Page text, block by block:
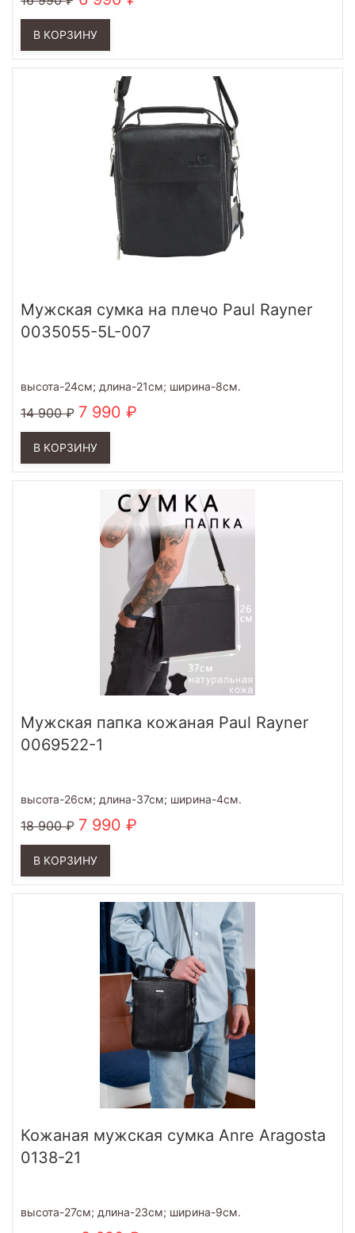
В КОРЗИНУ
Мужская сумка на плечо Paul Rayner
0035055-5L-007
высота-24см; длина-21см; ширина-8см.
14 900 7 990
В КОРЗИНУ
Мужская папка кожаная Paul Rayner
0069522-1
высота-26см; длина-37см; ширина-4см.
18 900 7 990
В КОРЗИНУ
Кожаная мужская сумка Anre Aragosta
0138-21
высота-27см; длина-23см; ширина-9см.